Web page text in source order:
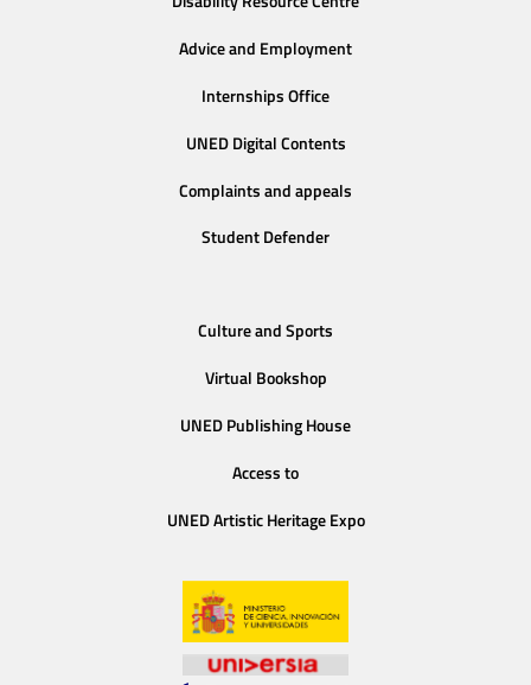
Advice and Employment
Internships Office
UNED Digital Contents
Complaints and appeals
Student Defender
Culture and Sports
Virtual Bookshop
UNED Publishing House
Access to
UNED Artistic Heritage Expo